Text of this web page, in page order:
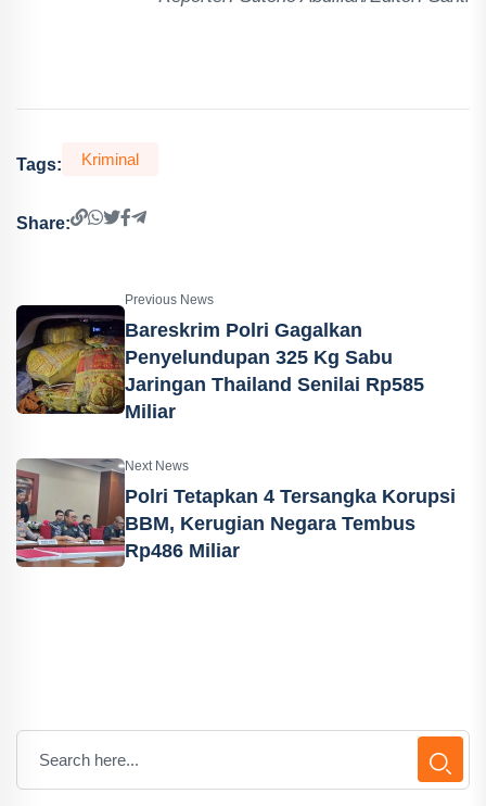
Tags: Kriminal
Share:
Previous News
Bareskrim Polri Gagalkan
Penyelundupan 325 Kg Sabu
Jaringan Thailand Senilai Rp585
Miliar
Next News
Polri Tetapkan 4 Tersangka Korupsi
BBM, Kerugian Negara Tembus
Rp486 Miliar